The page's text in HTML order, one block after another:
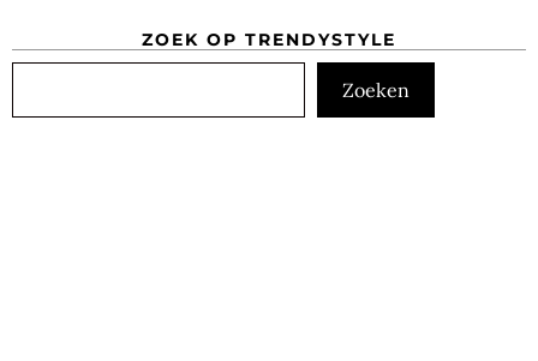
ZOEK OP TRENDYSTYLE
Zoeken